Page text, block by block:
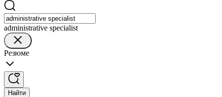
administrative specialist
Резюме
Найти